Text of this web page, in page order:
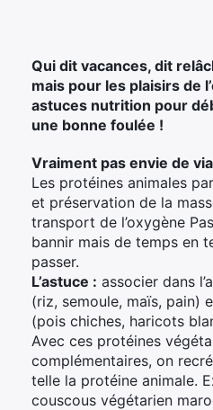
Qui dit vacances, dit
mais pour les plaisirs de
astuces nutrition pour
une bonne foulée !
Vraiment pas envie de
Les protéines animales
et préservation de la
transport de l’oxygène
bannir mais de temps en
passer.
L’astuce : associer dans
(riz, semoule, maïs, pain)
(pois chiches, haricots
Avec ces protéines
complémentaires, on
telle la protéine animale.
couscous végétarien